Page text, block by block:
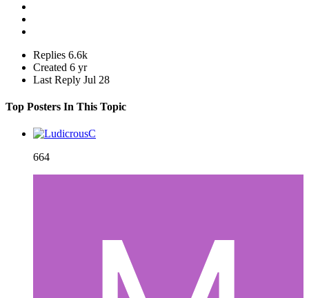
Replies 6.6k
Created 6 yr
Last Reply Jul 28
Top Posters In This Topic
664